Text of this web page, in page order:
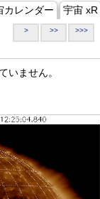
カレンダー 宇宙 xR
> >> >>>
いません。